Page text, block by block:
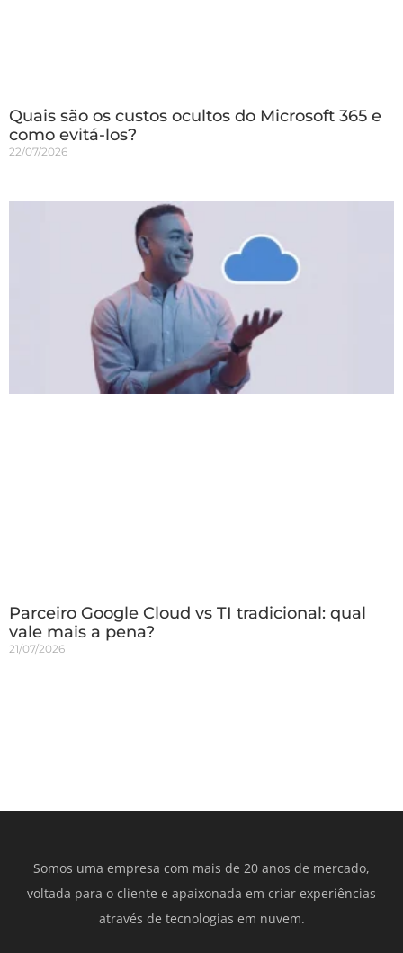
Quais são os custos ocultos do Microsoft 365 e
como evitá-los?
22/07/2026
Parceiro Google Cloud vs TI tradicional: qual
vale mais a pena?
21/07/2026
Somos uma empresa com mais de 20 anos de mercado,
voltada para o cliente e apaixonada em criar experiências
através de tecnologias em nuvem.